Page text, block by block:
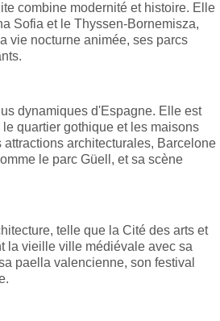
combine modernité et histoire. Elle
Sofia et le Thyssen-Bornemisza,
vie nocturne animée, ses parcs
dynamiques d'Espagne. Elle est
quartier gothique et les maisons
architecturales, Barcelone
le parc Güell, et sa scène
telle que la Cité des arts et
la vieille ville médiévale avec sa
paella valencienne, son festival